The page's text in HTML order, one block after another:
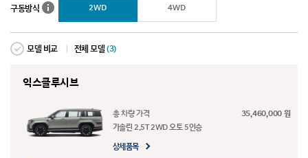
도
움
말
구동방식
구
도
2WD 4WD
모
비
모델 비교
안
전체 모델(3)
익스클루시브
총 차량 가격
35,460,000 원
가솔린 2.5T 2WD 오토 5인승
상세품목